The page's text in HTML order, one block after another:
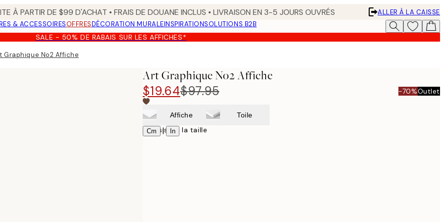
À PARTIR DE $99 D'ACHAT • FRAIS DE DOUANE INCLUS • LIVRAISON EN 3-5 JOURS OUVRÉS
ALLER À LA CAISSE
& ACCESSOIRESOFFRESDÉCORATION MURALEINSPIRATIONSOLUTIONS B2B
SALE - 50% DE RABAIS SUR LES AFFICHES*
Graphique No2 Affiche
Art Graphique No2 Affiche
$19.64$97.95 -70%Outlet
Affiche Toile
Cm | In
Choisissez la taille